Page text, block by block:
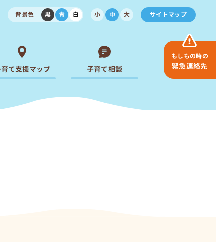
背景色 黒 青 白 小 中 大 サイトマップ
て支援マップ 子育て相談
もしもの時の
緊急連絡先